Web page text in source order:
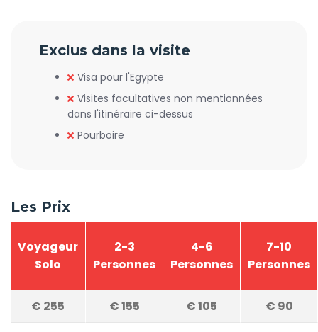
Exclus dans la visite
Visa pour l'Egypte
Visites facultatives non mentionnées
dans l'itinéraire ci-dessus
Pourboire
Les Prix
Voyageur
Solo
2-3
Personnes
4-6
Personnes
7-10
Personnes
€ 255 €155 €105 € 90